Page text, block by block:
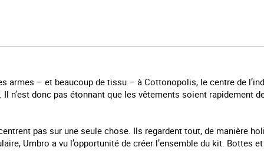
armes – et beaucoup de tissu – à Cottonopolis, le centre de
n’est donc pas étonnant que les vêtements soient rapidement
pas sur une seule chose. Ils regardent tout, de manière
Umbro a vu l’opportunité de créer l’ensemble du kit. Bottes